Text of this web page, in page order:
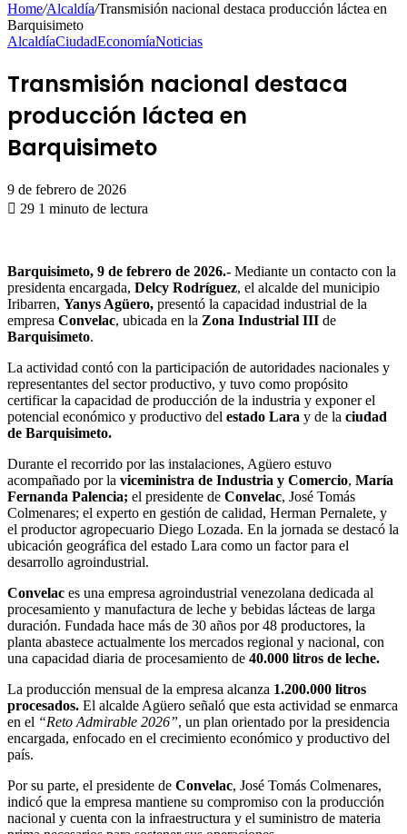
Home/Alcaldía/Transmisión nacional destaca producción láctea en
Barquisimeto
AlcaldíaCiudadEconomíaNoticias
Transmisión nacional destaca
producción láctea en
Barquisimeto
9 de febrero de 2026
29 1 minuto de lectura
Barquisimeto, 9 de febrero de 2026.- Mediante un contacto con la
presidenta encargada, Delcy Rodríguez, el alcalde del municipio
Iribarren, Yanys Agüero, presentó la capacidad industrial de la
empresa Convelac, ubicada en la Zona Industrial III de
Barquisimeto.
La actividad contó con la participación de autoridades nacionales y
representantes del sector productivo, y tuvo como propósito
certificar la capacidad de producción de la industria y exponer el
potencial económico y productivo del estado Lara y de la ciudad
de Barquisimeto.
Durante el recorrido por las instalaciones, Agüero estuvo
acompañado por la viceministra de Industria y Comercio, María
Fernanda Palencia; el presidente de Convelac, José Tomás
Colmenares; el experto en gestión de calidad, Herman Pernalete, y
el productor agropecuario Diego Lozada. En la jornada se destacó la
ubicación geográfica del estado Lara como un factor para el
desarrollo agroindustrial.
Convelac es una empresa agroindustrial venezolana dedicada al
procesamiento y manufactura de leche y bebidas lácteas de larga
duración. Fundada hace más de 30 años por 48 productores, la
planta abastece actualmente los mercados regional y nacional, con
una capacidad diaria de procesamiento de 40.000 litros de leche.
La producción mensual de la empresa alcanza 1.200.000 litros
procesados. El alcalde Agüero señaló que esta actividad se enmarca
en el “Reto Admirable 2026”, un plan orientado por la presidencia
encargada, enfocado en el crecimiento económico y productivo del
país.
Por su parte, el presidente de Convelac, José Tomás Colmenares,
indicó que la empresa mantiene su compromiso con la producción
nacional y cuenta con la infraestructura y el suministro de materia